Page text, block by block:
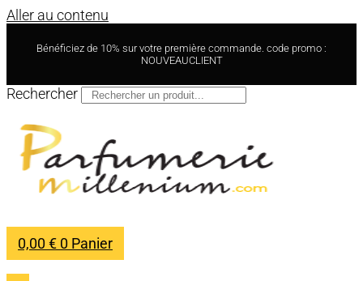
Aller au contenu
Bénéficiez de 10% sur votre première commande. code promo :
NOUVEAUCLIENT
Rechercher
0,00€ 0 Panier